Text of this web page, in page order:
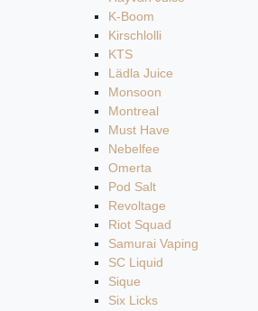
K-Boom
Kirschlolli
KTS
Lädla Juice
Monsoon
Montreal
Must Have
Nebelfee
Omerta
Pod Salt
Revoltage
Riot Squad
Samurai Vaping
SC Liquid
Sique
Six Licks